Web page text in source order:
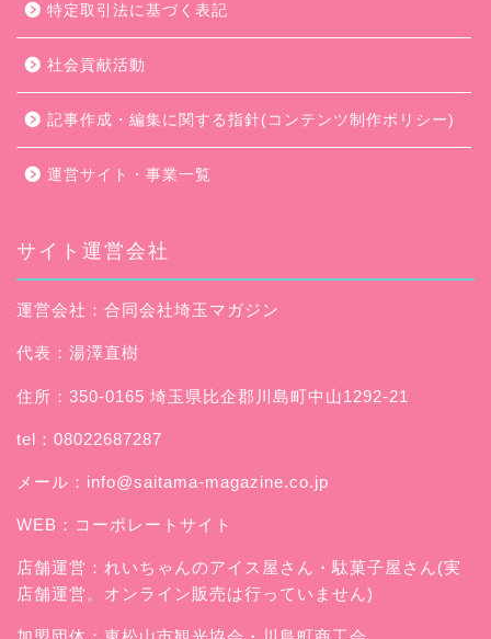
特定取引法に基づく表記
社会貢献活動
記事作成・編集に関する指針(コンテンツ制作ポリシー)
運営サイト・事業一覧
サイト運営会社
運営会社：合同会社埼玉マガジン
代表：湯澤直樹
住所：350-0165 埼玉県比企郡川島町中山1292-21
tel：08022687287
メール： info@saitama-magazine.co.jp
WEB： コーポレートサイト
店舗運営： れいちゃんのアイス屋さん ・駄菓子屋さん(実
店舗運営。オンライン販売は行っていません)